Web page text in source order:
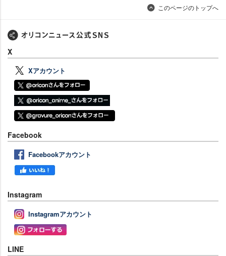
このページのトップへ
X
Xアカウント
Facebook
Facebookアカウント
Instagram
Instagramアカウント
LINE